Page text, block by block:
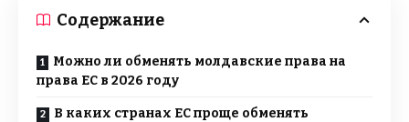
Содержание
Можно ли обменять молдавские права на
права ЕС в 2026 году
В каких странах ЕС проще обменять